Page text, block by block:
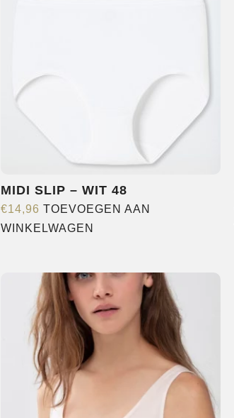
MIDI SLIP – WIT 48
€14,96 TOEVOEGEN AAN
WINKELWAGEN